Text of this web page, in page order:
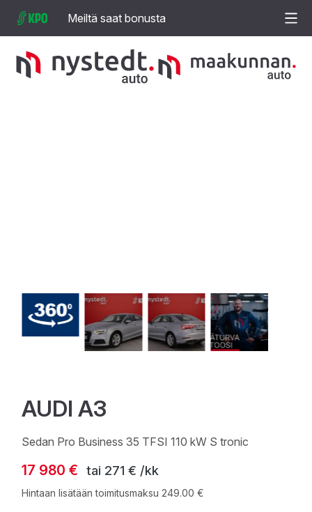
Meiltä saat bonusta
AUDI A3
Sedan Pro Business 35 TFSI 110 kW S tronic
17 980 € tai 271 € /kk
Hintaan lisätään toimitusmaksu 249.00 €